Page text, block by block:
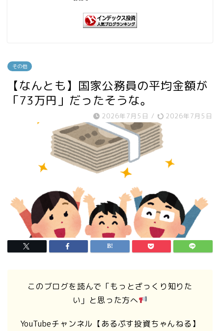
その他
【なんとも】国家公務員の平均金額が
「73万円」だったそうな。
2026年7月5日 / 2026年7月5日
このブログを読んで「もっとざっくり知りた
い」と思った方へ
YouTubeチャンネル【あるぷす投資ちゃんねる】